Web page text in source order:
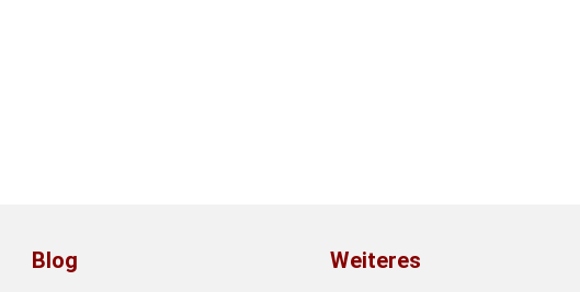
Blog Weiteres